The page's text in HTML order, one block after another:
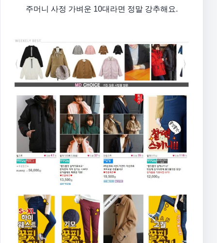
주머니 사정 가벼운 10대라면 정말 강추해요.